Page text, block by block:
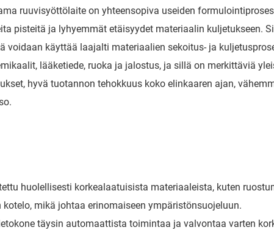
ruuvisyöttölaite on yhteensopiva useiden
pisteitä ja lyhyemmät etäisyydet materiaalin kuljetukseen.
voidaan käyttää laajalti materiaalien sekoitus- ja
lääketiede, ruoka ja jalostus, ja sillä on merkittäviä
hyvä tuotannon tehokkuus koko elinkaaren ajan,
huolellisesti korkealaatuisista materiaaleista, kuten
mikä johtaa erinomaiseen ympäristönsuojeluun.
täysin automaattista toimintaa ja valvontaa varten